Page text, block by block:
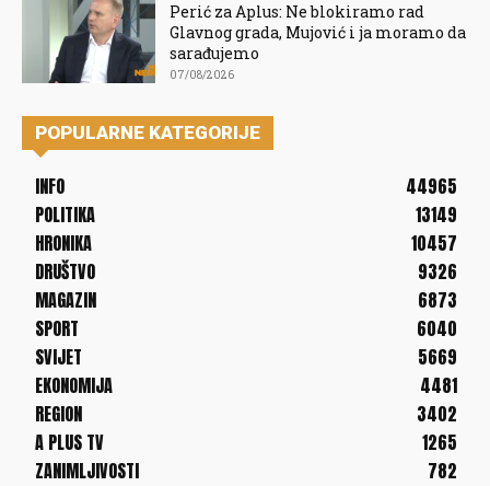
Perić za Aplus: Ne blokiramo rad
Glavnog grada, Mujović i ja moramo da
sarađujemo
07/08/2026
POPULARNE KATEGORIJE
INFO
44965
POLITIKA
13149
HRONIKA
10457
DRUŠTVO
9326
MAGAZIN
6873
SPORT
6040
SVIJET
5669
EKONOMIJA
4481
REGION
3402
A PLUS TV
1265
ZANIMLJIVOSTI
782